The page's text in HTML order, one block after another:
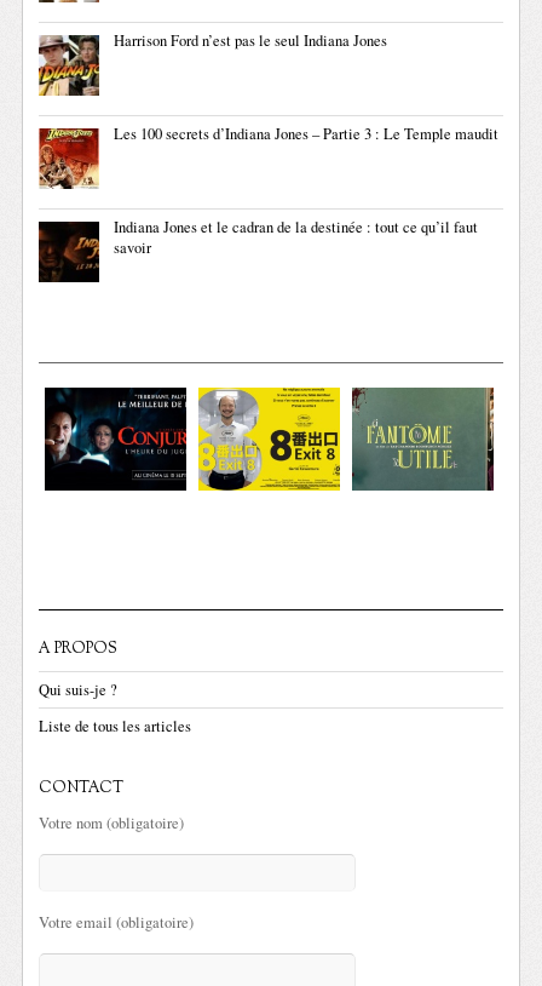
Harrison Ford n’est pas le seul Indiana Jones
Les 100 secrets d’Indiana Jones – Partie 3 : Le Temple maudit
Indiana Jones et le cadran de la destinée : tout ce qu’il faut
savoir
A PROPOS
Qui suis-je ?
Liste de tous les articles
CONTACT
Votre nom (obligatoire)
Votre email (obligatoire)